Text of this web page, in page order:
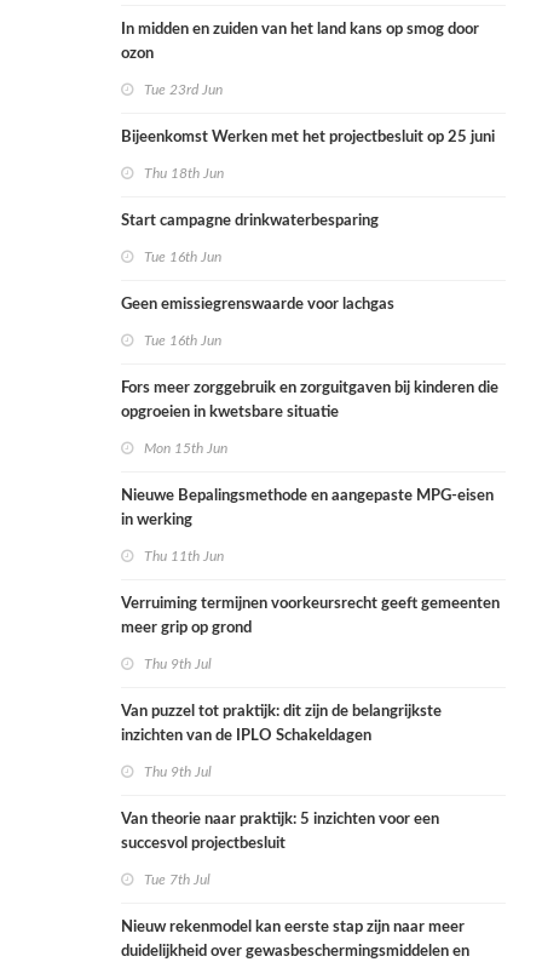
In midden en zuiden van het land kans op smog door
ozon
Tue 23rd Jun
Bijeenkomst Werken met het projectbesluit op 25 juni
Thu 18th Jun
Start campagne drinkwaterbesparing
Tue 16th Jun
Geen emissiegrenswaarde voor lachgas
Tue 16th Jun
Fors meer zorggebruik en zorguitgaven bij kinderen die
opgroeien in kwetsbare situatie
Mon 15th Jun
Nieuwe Bepalingsmethode en aangepaste MPG-eisen
in werking
Thu 11th Jun
Verruiming termijnen voorkeursrecht geeft gemeenten
meer grip op grond
Thu 9th Jul
Van puzzel tot praktijk: dit zijn de belangrijkste
inzichten van de IPLO Schakeldagen
Thu 9th Jul
Van theorie naar praktijk: 5 inzichten voor een
succesvol projectbesluit
Tue 7th Jul
Nieuw rekenmodel kan eerste stap zijn naar meer
duidelijkheid over gewasbeschermingsmiddelen en